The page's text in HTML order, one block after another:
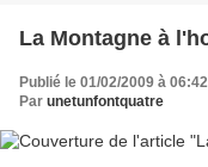
La Montagne à
Publié le 01/02/2009 à 06:42
Par unetunfontquatre